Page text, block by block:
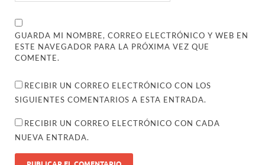
GUARDA MI NOMBRE, CORREO ELECTRÓNICO Y WEB EN
ESTE NAVEGADOR PARA LA PRÓXIMA VEZ QUE
COMENTE.
RECIBIR UN CORREO ELECTRÓNICO CON LOS
SIGUIENTES COMENTARIOS A ESTA ENTRADA.
RECIBIR UN CORREO ELECTRÓNICO CON CADA
NUEVA ENTRADA.